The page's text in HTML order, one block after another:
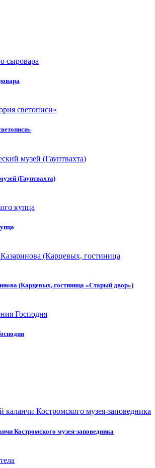
(Гауптвахта)
(Карцевых, гостиница «Старый двор»)
Костромского музея-заповедника